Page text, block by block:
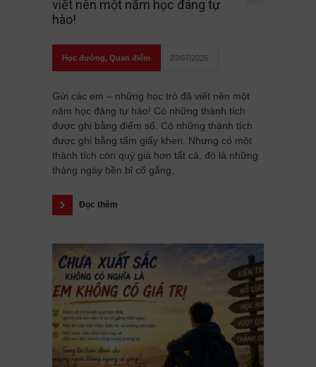
viết nên một năm học đáng tự
hào!
Học đường, Quan điểm 23/07/2026
Gửi các em – những học trò đã viết nên một
năm học đáng tự hào! Có những thành tích
được ghi bằng điểm số. Có những thành tích
được ghi bằng tấm giấy khen. Nhưng có một
thành tích còn quý giá hơn tất cả, đó là những
tháng ngày bền bỉ cố gắng,
Đọc thêm